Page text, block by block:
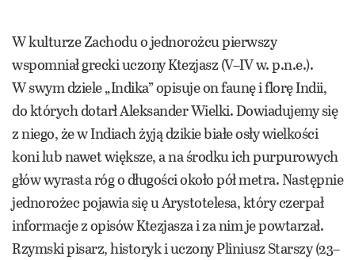
W kulturze Zachodu o jednorożcu pierwszy
wspomniał grecki uczony Ktezjasz (V–IV w. p.n.e.).
W swym dziele „Indika” opisuje on faunę i florę Indii,
do których dotarł Aleksander Wielki. Dowiadujemy się
z niego, że w Indiach żyją dzikie białe osły wielkości
koni lub nawet większe, a na środku ich purpurowych
głów wyrasta róg o długości około pół metra. Następnie
jednorożec pojawia się u Arystotelesa, który czerpał
informacje z opisów Ktezjasza i za nim je powtarzał.
Rzymski pisarz, historyk i uczony Pliniusz Starszy (23–